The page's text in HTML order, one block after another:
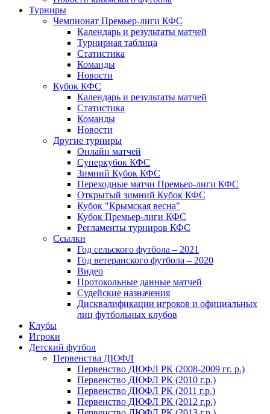
Турниры
Чемпионат Премьер-лиги КФС
Календарь и результаты матчей
Турнирная таблица
Статистика
Команды
Новости
Кубок КФС
Календарь и результаты матчей
Статистика
Команды
Новости
Другие турниры
Онлайн матчей
Суперкубок КФС
Зимний Кубок КФС
Переходные матчи Премьер-лиги КФС
Открытый зимний Кубок КФС
Кубок "Крымская весна"
Кубок Премьер-лиги КФС
Регламенты турниров КФС
Ссылки
Год сельского футбола – 2021
Год ветеранского футбола – 2020
Видео
Протокольные данные матчей
Судейские назначения
Дисквалификации игроков и официальных
лиц футбольных клубов
Клубы
Игроки
Детский футбол
Первенства ДЮФЛ
Первенство ДЮФЛ РК (2008-2009 гг. р.)
Первенство ДЮФЛ РК (2010 г.р.)
Первенство ДЮФЛ РК (2011 г.р.)
Первенство ДЮФЛ РК (2012 г.р.)